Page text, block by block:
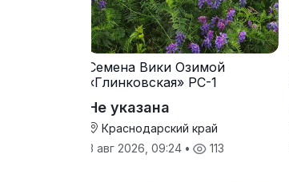
Семена Вики Озимой
«Глинковская» РС-1
Не указана
Краснодарский край
3 авг 2026, 09:24 • 113